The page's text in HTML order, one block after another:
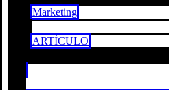
Marketing
ARTÍCULO